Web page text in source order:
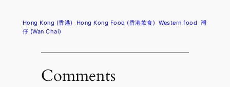
Hong Kong (香港) Hong Kong Food (香港飲食) Western food 灣
仔 (Wan Chai)
Comments